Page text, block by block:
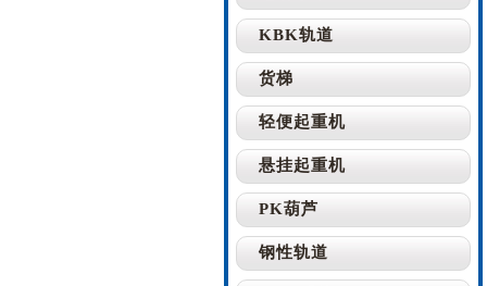
KBK轨道
货梯
轻便起重机
悬挂起重机
PK葫芦
钢性轨道